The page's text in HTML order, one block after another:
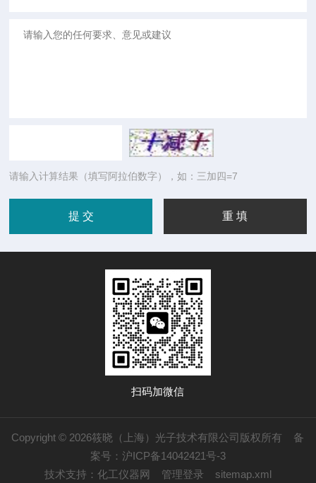
请输入计算结果（填写阿拉伯数字），如：三加四=7
扫码加微信
Copyright © 2026筱晓（上海）光子技术有限公司版权所有 备
案号：沪ICP备14042421号-3
技术支持： 化工仪器网 管理登录 sitemap.xml